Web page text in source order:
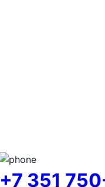
+7 351